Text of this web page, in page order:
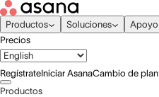
Productos Soluciones
Apoyo
Precios
RegístrateIniciar AsanaCambio de plan
Productos